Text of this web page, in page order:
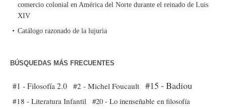
comercio colonial en América del Norte durante el reinado de Luis
XIV
Catálogo razonado de la lujuria
BÚSQUEDAS MÁS FRECUENTES
#1 - Filosofía 2.0 #2 - Michel Foucault #15 - Badiou
#18 - Literatura Infantil #20 - Lo inenseñable en filosofía